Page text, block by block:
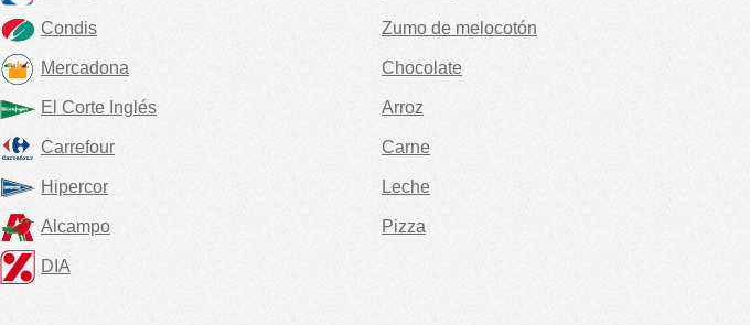
Condis
Mercadona
El Corte Inglés
Carrefour
Hipercor
Alcampo
DIA
Zumo de melocotón
Chocolate
Arroz
Carne
Leche
Pizza